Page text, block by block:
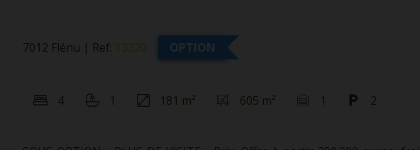
7012 Flénu | Ref: 13320 OPTION
4 1 181 m² 605 m² 1 2